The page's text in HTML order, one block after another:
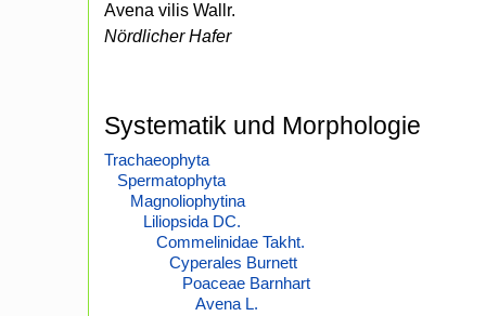
Avena vilis Wallr.
Nördlicher Hafer
Systematik und Morphologie
Trachaeophyta
Spermatophyta
Magnoliophytina
Liliopsida DC.
Commelinidae Takht.
Cyperales Burnett
Poaceae Barnhart
Avena L.